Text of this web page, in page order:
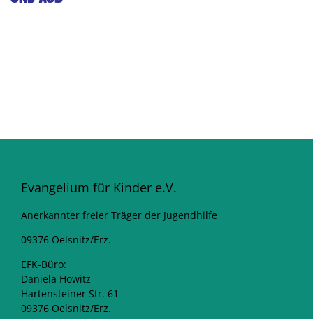
Evangelium für Kinder e.V.
Anerkannter freier Träger der Jugendhilfe
09376 Oelsnitz/Erz.
EFK-Büro:
Daniela Howitz
Hartensteiner Str. 61
09376 Oelsnitz/Erz.